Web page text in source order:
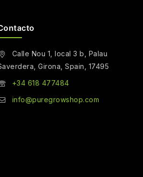
Calle Nou 1, local 3 b, Palau
Girona, Spain, 17495
+34 618 477484
info@puregrowshop.com